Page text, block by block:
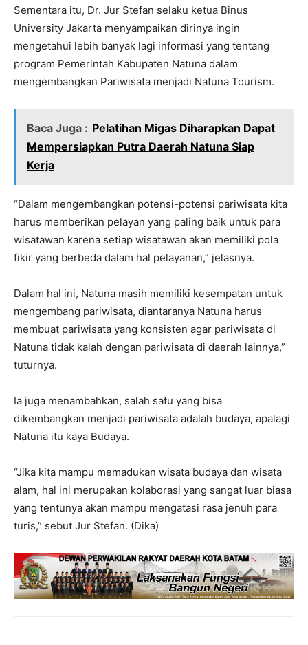
Sementara itu, Dr. Jur Stefan selaku ketua Binus
University Jakarta menyampaikan dirinya ingin
mengetahui lebih banyak lagi informasi yang tentang
program Pemerintah Kabupaten Natuna dalam
mengembangkan Pariwisata menjadi Natuna Tourism.
Baca Juga : Pelatihan Migas Diharapkan Dapat
Mempersiapkan Putra Daerah Natuna Siap
Kerja
“Dalam mengembangkan potensi-potensi pariwisata kita
harus memberikan pelayan yang paling baik untuk para
wisatawan karena setiap wisatawan akan memiliki pola
fikir yang berbeda dalam hal pelayanan,” jelasnya.
Dalam hal ini, Natuna masih memiliki kesempatan untuk
mengembang pariwisata, diantaranya Natuna harus
membuat pariwisata yang konsisten agar pariwisata di
Natuna tidak kalah dengan pariwisata di daerah lainnya,”
tuturnya.
Ia juga menambahkan, salah satu yang bisa
dikembangkan menjadi pariwisata adalah budaya, apalagi
Natuna itu kaya Budaya.
“Jika kita mampu memadukan wisata budaya dan wisata
alam, hal ini merupakan kolaborasi yang sangat luar biasa
yang tentunya akan mampu mengatasi rasa jenuh para
turis,” sebut Jur Stefan. (Dika)